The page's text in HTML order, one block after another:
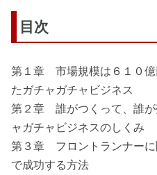
目次
第１章 市場規模は６１０億
たガチャガチャビジネス
第２章 誰がつくって、誰が
ャガチャビジネスのしくみ
第３章 フロントランナーに
で成功する方法